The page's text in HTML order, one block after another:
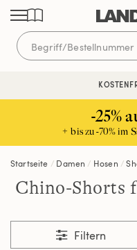
Direkt
zum
Inhalt
Direkt
zur
Navigation
Direkt
zur
Suche
KOSTENLOSE
-25%
+ bis zu -70% im
Startseite Damen Hosen
Chino-Shorts
Filtern